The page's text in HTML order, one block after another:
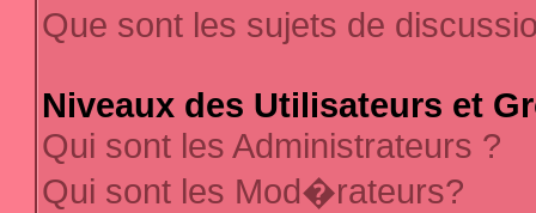
Que sont les sujets de
Niveaux des Utilisateurs et
Qui sont les Administrateurs ?
Qui sont les Mod�rateurs?